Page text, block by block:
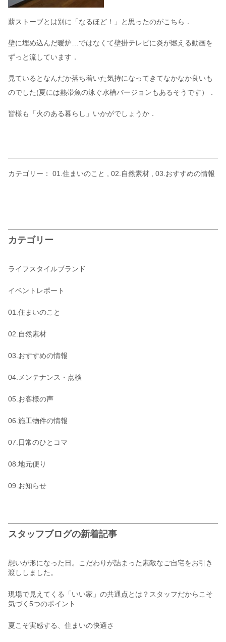
薪ストーブとは別に「なるほど！」と思ったのがこちら．
壁に埋め込んだ暖炉…ではなくて壁掛テレビに炎が燃える動画を
ずっと流しています．
見ているとなんだか落ち着いた気持になってきてなかなか良いも
のでした(夏には熱帯魚の泳ぐ水槽バージョンもあるそうです）．
皆様も「火のある暮らし」いかがでしょうか．
カテゴリー： 01.住まいのこと 02.自然素材 03.おすすめの情報
カテゴリー
ライフスタイルブランド
イベントレポート
01.住まいのこと
02.自然素材
03.おすすめの情報
04.メンテナンス・点検
05.お客様の声
06.施工物件の情報
07.日常のひとコマ
08.地元便り
09.お知らせ
スタッフブログの新着記事
想いが形になった日。こだわりが詰まった素敵なご自宅をお引き
渡ししました。
現場で見えてくる「いい家」の共通点とは？スタッフだからこそ
気づく5つのポイント
夏こそ実感する、住まいの快適さ